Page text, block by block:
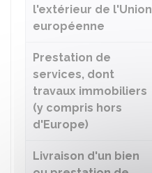
l'extérieur de l'Union
européenne
Prestation de
services, dont
travaux immobiliers
(y compris hors
d'Europe)
Livraison d'un bien